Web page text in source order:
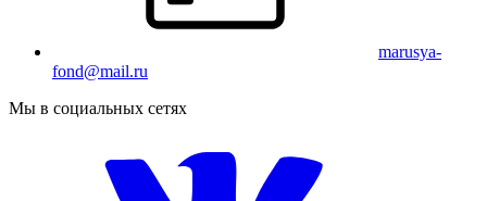
marusya-
fond@mail.ru
Мы в социальных сетях